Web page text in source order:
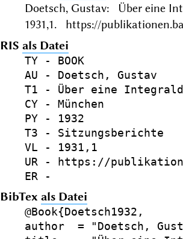
Doetsch, Gustav: Über eine
1931,1. https://
RIS als Datei
TY - BOOK
AU - Doetsch, Gustav
T1 - Über eine
CY - München
PY - 1932
T3 - Sitzungsberichte
VL - 1931,1
UR - https://
BibTex als Datei
@Book{Doetsch1932,
author  = "Doetsch,